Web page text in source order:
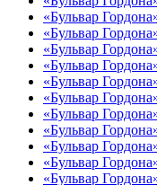
«Бульвар
«Бульвар
«Бульвар
«Бульвар
«Бульвар
«Бульвар
«Бульвар
«Бульвар
«Бульвар
«Бульвар
«Бульвар